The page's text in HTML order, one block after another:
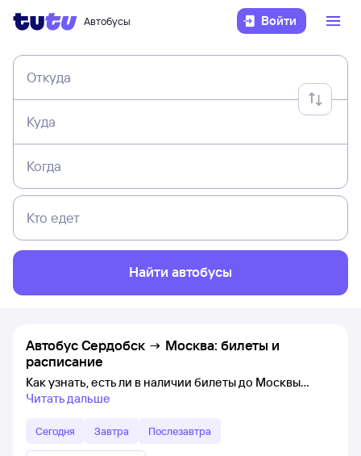
Автобусы Войти
Откуда
Куда
Когда
Кто едет
Найти автобусы
Автобус Сердобск → Москва: билеты и
расписание
Как узнать, есть ли в наличии билеты до Москвы
Читать дальше
Сегодня Завтра Послезавтра